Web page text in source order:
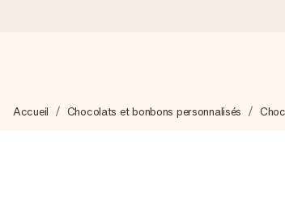
Nous préparons votre cadeau avec attention et
Accueil Chocolats et bonbons personnalisés